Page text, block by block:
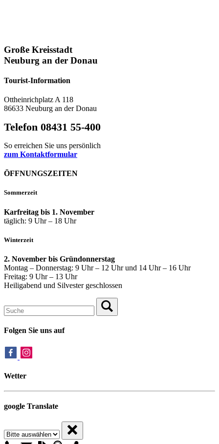
Große Kreisstadt
Neuburg an der Donau
Tourist-Information
Ottheinrichplatz A 118
86633 Neuburg an der Donau
Telefon 08431 55-400
So erreichen Sie uns persönlich
zum Kontaktformular
ÖFFNUNGSZEITEN
Sommerzeit
Karfreitag bis 1. November
täglich: 9 Uhr – 18 Uhr
Winterzeit
2. November bis Gründonnerstag
Montag – Donnerstag: 9 Uhr – 12 Uhr und 14 Uhr – 16 Uhr
Freitag: 9 Uhr – 13 Uhr
Heiligabend und Silvester geschlossen
Folgen Sie uns auf
Wetter
google Translate